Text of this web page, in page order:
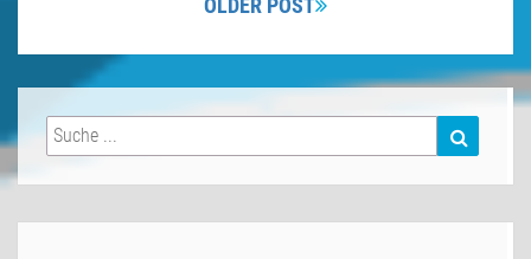
Suchen
nach: